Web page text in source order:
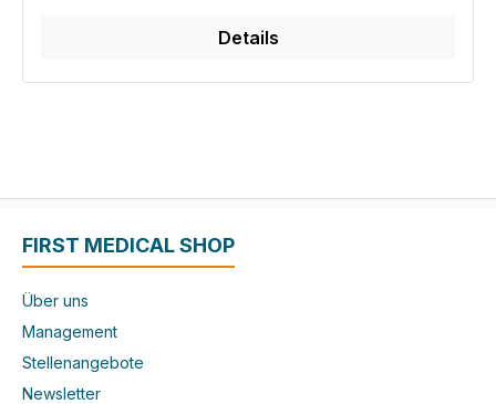
Details
FIRST MEDICAL SHOP
Über uns
Management
Stellenangebote
Newsletter